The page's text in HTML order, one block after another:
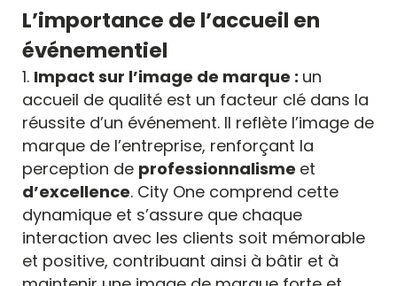
L’importance de l’accueil en
événementiel
Impact sur l’image de marque : un
accueil de qualité est un facteur clé dans la
réussite d’un événement. Il reflète l’image de
marque de l’entreprise, renforçant la
perception de professionnalisme et
d’excellence. City One comprend cette
dynamique et s’assure que chaque
interaction avec les clients soit mémorable
et positive, contribuant ainsi à bâtir et à